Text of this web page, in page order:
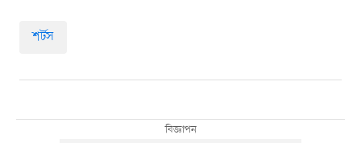
শর্টস